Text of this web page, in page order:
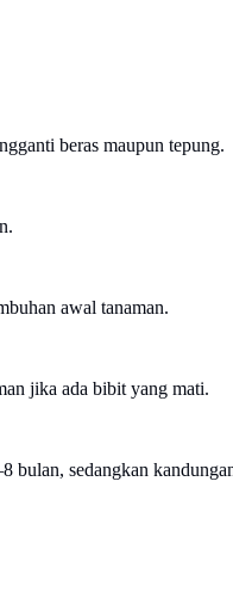
beras maupun tepung.
awal tanaman.
jika ada bibit yang mati.
bulan, sedangkan